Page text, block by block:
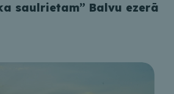
saulrietam” Balvu ezerā